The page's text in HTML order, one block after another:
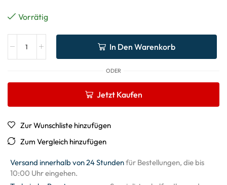
Vorrätig
In Den Warenkorb
ODER
Jetzt Kaufen
Zur Wunschliste hinzufügen
Zum Vergleich hinzufügen
Versand innerhalb von 24 Stundenfür Bestellungen, die bis
10:00 Uhr eingehen.